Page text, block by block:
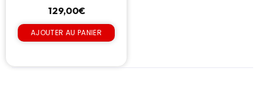
129,00€
AJOUTER AU PANIER